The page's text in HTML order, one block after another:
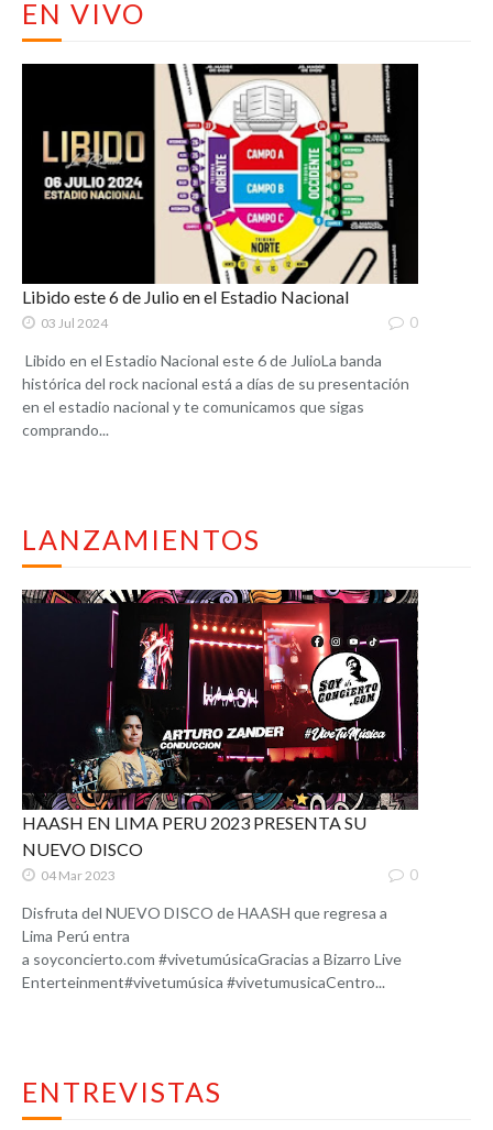
EN VIVO
Libido este 6 de Julio en el Estadio Nacional
03 Jul 2024 0
Libido en el Estadio Nacional este 6 de JulioLa banda
histórica del rock nacional está a días de su presentación
en el estadio nacional y te comunicamos que sigas
comprando...
LANZAMIENTOS
HAASH EN LIMA PERU 2023 PRESENTA SU
NUEVO DISCO
04 Mar 2023 0
Disfruta del NUEVO DISCO de HAASH que regresa a
Lima Perú entra
a soyconcierto.com #vivetumúsicaGracias a Bizarro Live
Enterteinment#vivetumúsica #vivetumusicaCentro...
ENTREVISTAS